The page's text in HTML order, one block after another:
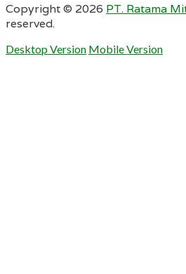
Copyright © 2026 PT. Ratama
reserved.
Desktop Version Mobile Version